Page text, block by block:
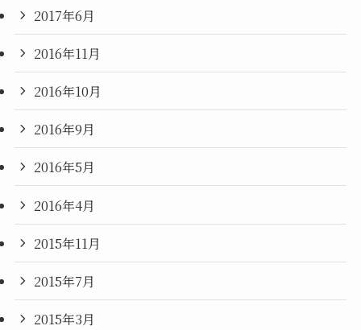
2017年6月
2016年11月
2016年10月
2016年9月
2016年5月
2016年4月
2015年11月
2015年7月
2015年3月